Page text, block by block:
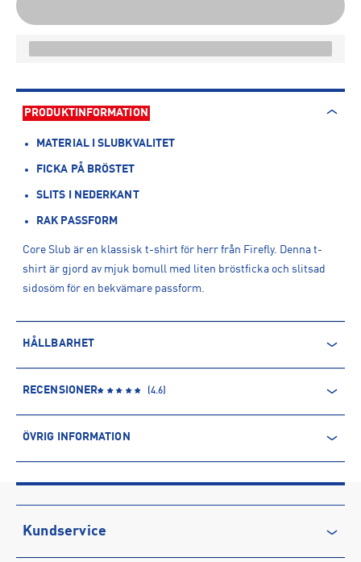
PRODUKTINFORMATION
MATERIAL I SLUBKVALITET
FICKA PÅ BRÖSTET
SLITS I NEDERKANT
RAK PASSFORM
Core Slub är en klassisk t-shirt för herr från Firefly. Denna t-
shirt är gjord av mjuk bomull med liten bröstficka och slitsad
sidosöm för en bekvämare passform.
HÅLLBARHET
(GMO). Detta gör processen, i jämförelse med traditionell
bomullsodling, mer hållbar och bättre för miljön och de som
arbetar med bomullsodlingen.
RECENSIONER (4.6)
ÖVRIG INFORMATION
Produktnummer: 1587369
Leverantörens produktnummer: 1587369
Artikelnummer: 158736918-SOFT GREEN
Kundservice